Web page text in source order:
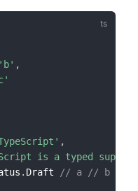
'b' ,
,
is a typed
. Draft
// a // b // c